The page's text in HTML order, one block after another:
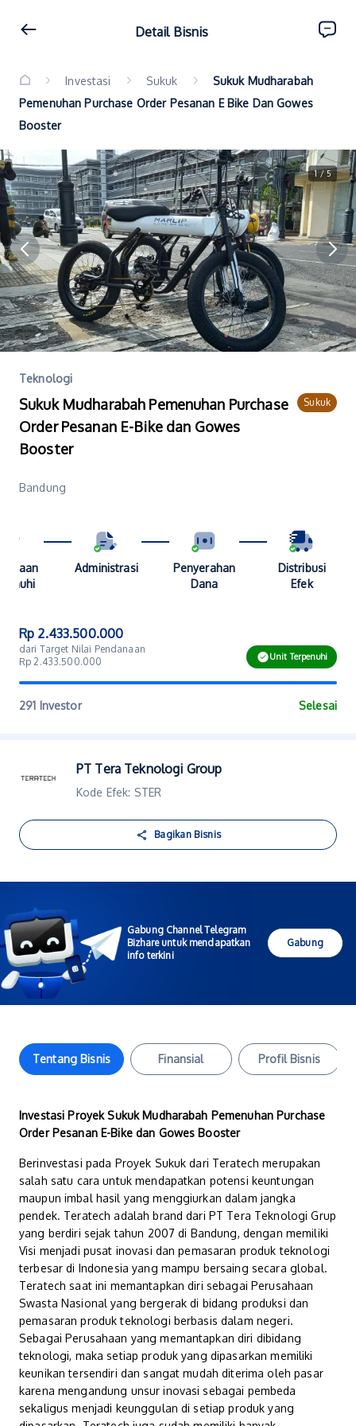
Detail Bisnis
Investasi Sukuk
Sukuk Mudharabah
Pemenuhan Purchase Order Pesanan E Bike Dan Gowes
Booster
1 / 5
Teknologi
Sukuk Mudharabah Pemenuhan Purchase
Order Pesanan E-Bike dan Gowes
Booster
Sukuk
Bandung
Administrasi
Penyerahan
Dana
Distribusi
Efek
Rp 2.433.500.000
dari Target Nilai Pendanaan
Rp 2.433.500.000
Unit Terpenuhi
291 Investor Selesai
PT Tera Teknologi Group
Kode Efek: STER
Bagikan Bisnis
Gabung Channel Telegram
Bizhare untuk mendapatkan
info terkini
Gabung
Tentang Bisnis Finansial Profil Bisnis
Investasi Proyek Sukuk Mudharabah Pemenuhan Purchase
Order Pesanan E-Bike dan Gowes Booster
Berinvestasi pada Proyek Sukuk dari Teratech merupakan
salah satu cara untuk mendapatkan potensi keuntungan
maupun imbal hasil yang menggiurkan dalam jangka
pendek. Teratech adalah brand dari PT Tera Teknologi Grup
yang berdiri sejak tahun 2007 di Bandung, dengan memiliki
Visi menjadi pusat inovasi dan pemasaran produk teknologi
terbesar di Indonesia yang mampu bersaing secara global.
Teratech saat ini memantapkan diri sebagai Perusahaan
Swasta Nasional yang bergerak di bidang produksi dan
pemasaran produk teknologi berbasis dalam negeri.
Sebagai Perusahaan yang memantapkan diri dibidang
teknologi, maka setiap produk yang dipasarkan memiliki
keunikan tersendiri dan sangat mudah diterima oleh pasar
karena mengandung unsur inovasi sebagai pembeda
sekaligus menjadi keunggulan di setiap produk yang